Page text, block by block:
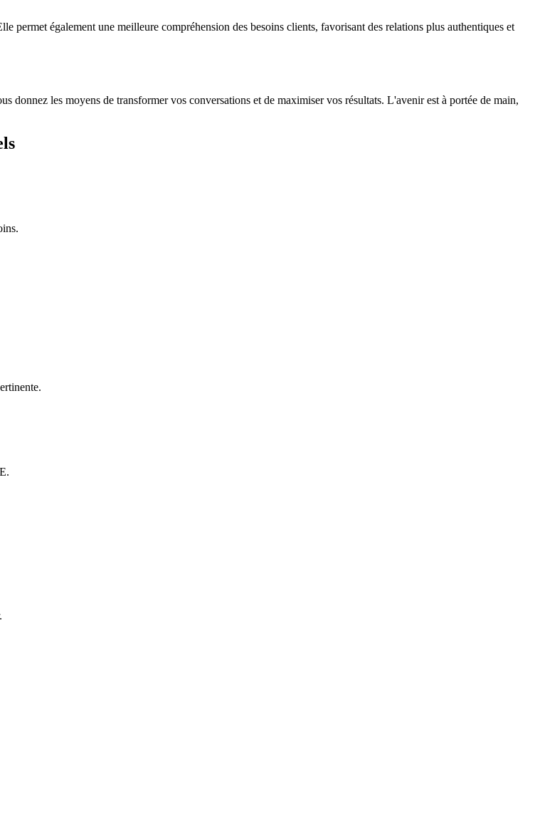
permet également une meilleure compréhension des besoins clients, favorisant des relations plus authentiques et
les moyens de transformer vos conversations et de maximiser vos résultats. L'avenir est à portée de main,